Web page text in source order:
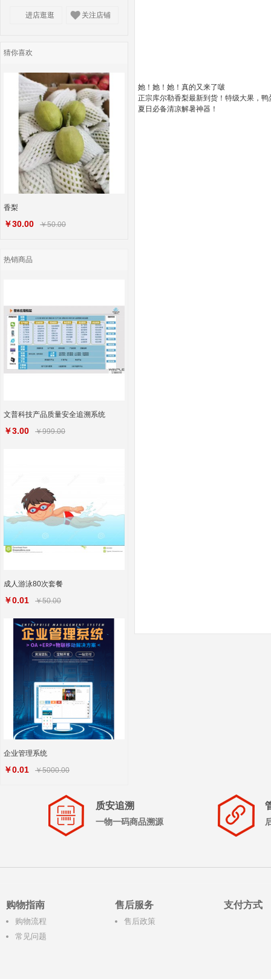
进店逛逛 关注店铺
猜你喜欢
香梨
￥30.00 ￥50.00
热销商品
文普科技产品质量安全追溯系统
￥3.00 ￥999.00
成人游泳80次套餐
￥0.01 ￥50.00
企业管理系统
￥0.01 ￥5000.00
她！她！她！真的又来了啵
正宗库尔勒香梨最新到货！特级大果，
夏日必备清凉解暑神器！
质安追溯
一物一码商品溯源
购物指南
购物流程
常见问题
售后服务
售后政策
支付方式